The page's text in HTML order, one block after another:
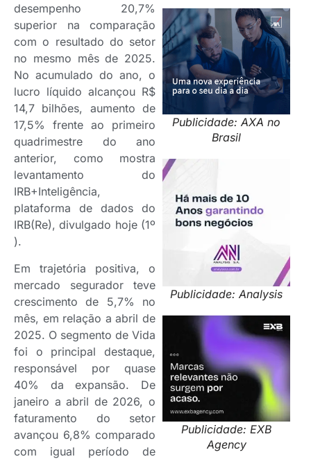
Publicidade: AXA no
Brasil
Publicidade: Analysis
Publicidade: EXB
Agency
desempenho 20,7%
superior na comparação
com o resultado do setor
no mesmo mês de 2025.
No acumulado do ano, o
lucro líquido alcançou R$
14,7 bilhões, aumento de
17,5% frente ao primeiro
quadrimestre do ano
anterior, como mostra
levantamento do
IRB+Inteligência,
plataforma de dados do
IRB(Re), divulgado hoje (1º
).
Em trajetória positiva, o
mercado segurador teve
crescimento de 5,7% no
mês, em relação a abril de
2025. O segmento de Vida
foi o principal destaque,
responsável por quase
40% da expansão. De
janeiro a abril de 2026, o
faturamento do setor
avançou 6,8% comparado
com igual período de